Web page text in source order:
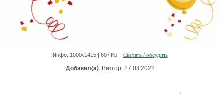
Инфо: 1000х1415 | 607 Kb Скачать / обсудить
Добавил(а): Виктор. 27.08.2022